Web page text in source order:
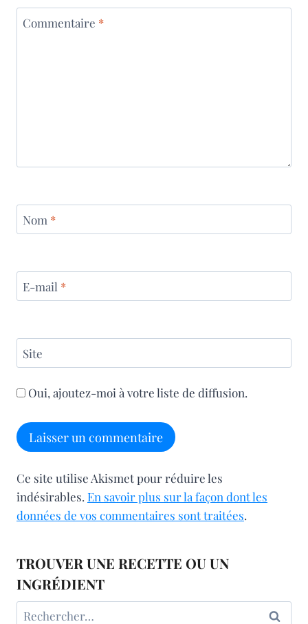
Commentaire *
Nom *
E-mail *
Site
Oui, ajoutez-moi à votre liste de diffusion.
Ce site utilise Akismet pour réduire les
indésirables. En savoir plus sur la façon dont les
données de vos commentaires sont traitées.
TROUVER UNE RECETTE OU UN
INGRÉDIENT
Rechercher :